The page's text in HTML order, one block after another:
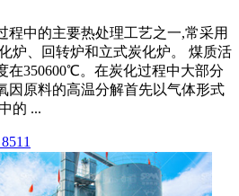
程中的主要热处理工艺之一,常采用
炉、回转炉和立式炭化炉。 煤质活
在350600℃。在炭化过程中大部分
原料的高温分解首先以气体形式
的 ...